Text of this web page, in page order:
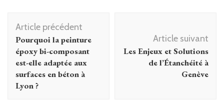
Navigation
d'article
Article précédent
Pourquoi la peinture
époxy bi-composant
est-elle adaptée aux
surfaces en béton à
Lyon ?
Article suivant
Les Enjeux et Solutions
de l’Étanchéité à
Genève